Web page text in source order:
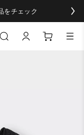
をチェック